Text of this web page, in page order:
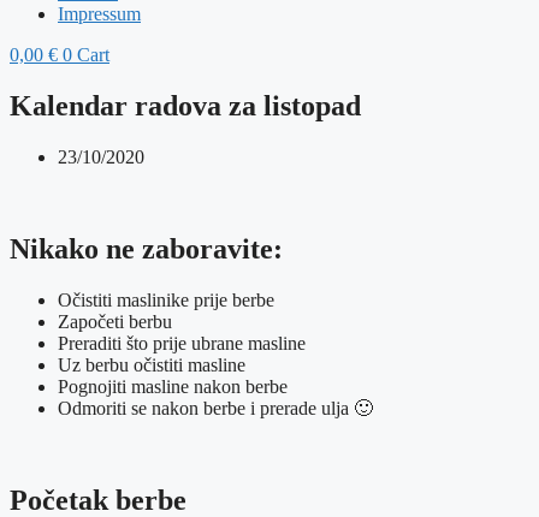
Impressum
0,00 € 0 Cart
Kalendar radova za listopad
23/10/2020
Nikako ne zaboravite:
Očistiti maslinike prije berbe
Započeti berbu
Preraditi što prije ubrane masline
Uz berbu očistiti masline
Pognojiti masline nakon berbe
Odmoriti se nakon berbe i prerade ulja 🙂
Početak berbe